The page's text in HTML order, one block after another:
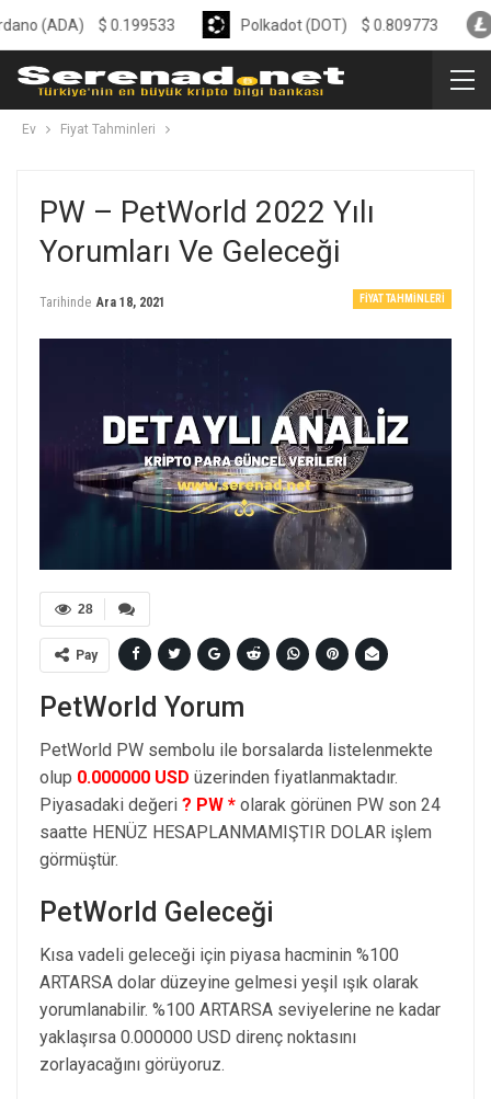
Ev Fiyat Tahminleri
PW – PetWorld 2022 Yılı
Yorumları Ve Geleceği
FIYAT TAHMINLERI
Tarihinde Ara 18, 2021
28
Pay
PetWorld Yorum
PetWorld PW sembolu ile borsalarda listelenmekte
olup 0.000000 USD üzerinden fiyatlanmaktadır.
Piyasadaki değeri ? PW * olarak görünen PW son 24
saatte HENÜZ HESAPLANMAMIŞTIR DOLAR işlem
görmüştür.
PetWorld Geleceği
Kısa vadeli geleceği için piyasa hacminin %100
ARTARSA dolar düzeyine gelmesi yeşil ışık olarak
yorumlanabilir. %100 ARTARSA seviyelerine ne kadar
yaklaşırsa 0.000000 USD direnç noktasını
zorlayacağını görüyoruz.
$0.199533 Polkadot (DOT) $0.809773